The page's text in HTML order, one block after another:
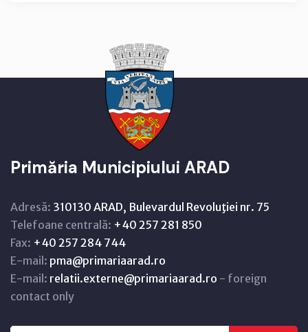
Primăria Municipiului ARAD
Adresă: 310130 ARAD, Bulevardul Revoluţiei nr. 75
Telefoane centrală: +40 257 281 850
Fax: +40 257 284 744
E-mail: pma@primariaarad.ro
E-mail: relatii.externe@primariaarad.ro - foreign
contact only